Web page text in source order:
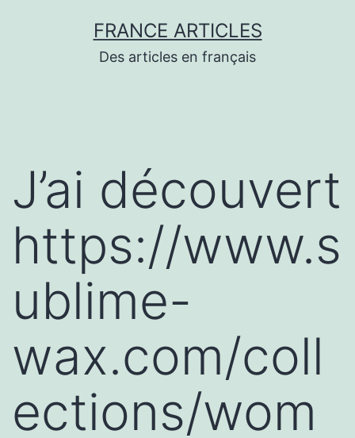
FRANCE ARTICLES
Des articles en français
J’ai découvert
https://www.s
ublime-
wax.com/coll
ections/wom